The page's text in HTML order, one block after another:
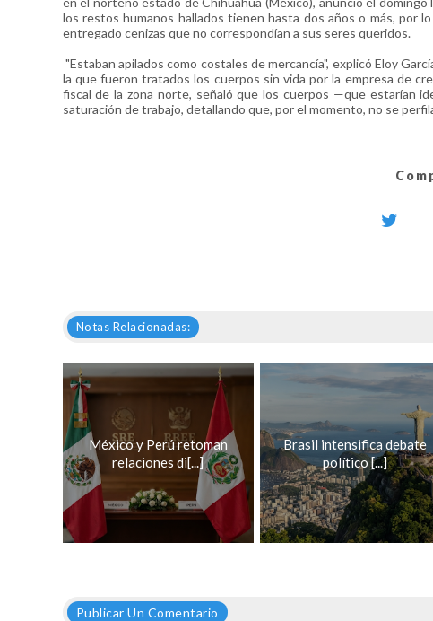
los restos humanos hallados tienen hasta dos años o más, por
entregado cenizas que no correspondían a sus seres queridos.
"Estaban apilados como costales de mercancía", explicó Eloy
la que fueron tratados los cuerpos sin vida por la empresa de
fiscal de la zona norte, señaló que los cuerpos —que estarían
saturación de trabajo, detallando que, por el momento, no se
Notas Relacionadas:
México y Perú retoman
relaciones di[...]
Brasil intensifica debate
político [...]
Publicar Un Comentario